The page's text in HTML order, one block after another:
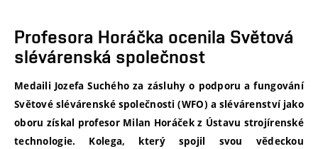
Profesora Horáčka ocenila Světová
slévárenská společnost
Medaili Jozefa Suchého za zásluhy o podporu a fungování
Světové slévárenské společnosti (WFO) a slévárenství jako
oboru získal profesor Milan Horáček z Ústavu strojírenské
technologie. Kolega, který spojil svou vědeckou